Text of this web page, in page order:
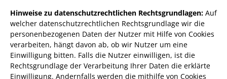
Hinweise zu datenschutzrechtlichen Rechtsgrundlagen: Auf
welcher datenschutzrechtlichen Rechtsgrundlage wir die
personenbezogenen Daten der Nutzer mit Hilfe von Cookies
verarbeiten, hängt davon ab, ob wir Nutzer um eine
Einwilligung bitten. Falls die Nutzer einwilligen, ist die
Rechtsgrundlage der Verarbeitung Ihrer Daten die erklärte
Einwilligung. Andernfalls werden die mithilfe von Cookies